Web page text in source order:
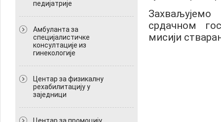
педијатрије
Амбуланта за
специјалистичке
консултације из
гинекологије
Центар за физикалну
рехабилитацију у
заједници
срдачном
мисији